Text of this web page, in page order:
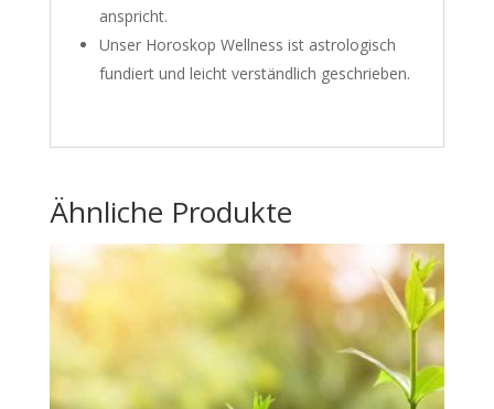
anspricht.
Unser Horoskop Wellness ist astrologisch
fundiert und leicht verständlich geschrieben.
Ähnliche Produkte